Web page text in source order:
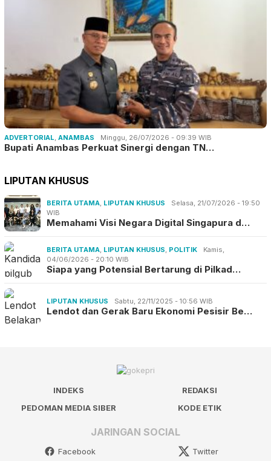
ADVERTORIAL, ANAMBAS Minggu, 26/07/2026 - 09:39 WIB
Bupati Anambas Perkuat Sinergi dengan TN…
LIPUTAN KHUSUS
BERITA UTAMA, LIPUTAN KHUSUS
Selasa, 21/07/2026 - 19:50
WIB
Memahami Visi Negara Digital Singapura d…
BERITA UTAMA, LIPUTAN KHUSUS, POLITIK
Kamis,
04/06/2026 - 20:10 WIB
Siapa yang Potensial Bertarung di Pilkad…
LIPUTAN KHUSUS Sabtu, 22/11/2025 - 10:56 WIB
Lendot dan Gerak Baru Ekonomi Pesisir Be…
INDEKS
REDAKSI
PEDOMAN MEDIA SIBER
KODE ETIK
JARINGAN SOCIAL
Facebook Twitter